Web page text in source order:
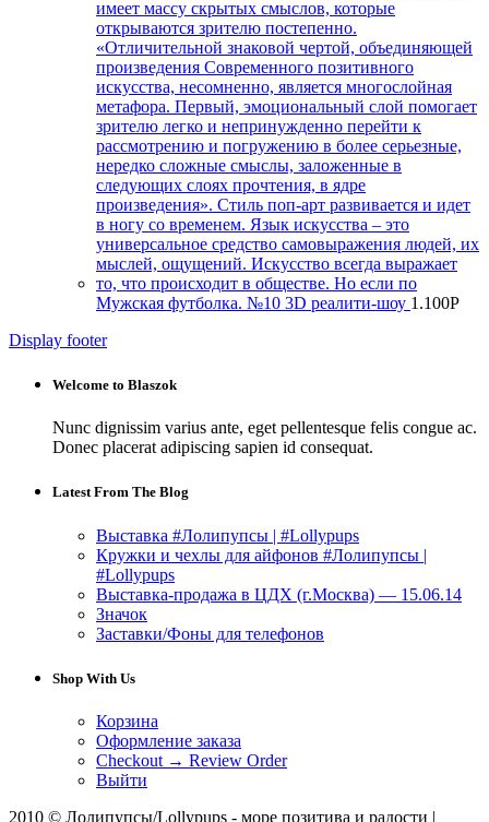
Мужская футболка. №10 3D реалити-шоу 1.100Р
Display footer
Welcome to Blaszok
Nunc dignissim varius ante, eget pellentesque felis congue ac.
Donec placerat adipiscing sapien id consequat.
Latest From The Blog
Выставка #Лолипупсы | #Lollypups
Кружки и чехлы для айфонов #Лолипупсы |
#Lollypups
Выставка-продажа в ЦДХ (г.Москва) — 15.06.14
Значок
Заставки/Фоны для телефонов
Shop With Us
Корзина
Оформление заказа
Checkout → Review Order
Выйти
2010 © Лолипупсы/Lollypups - море позитива и радости |